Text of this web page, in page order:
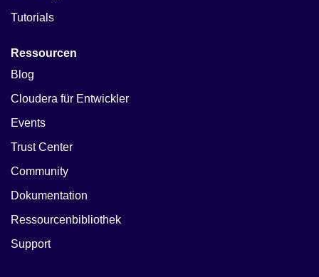
Tutorials
Ressourcen
Blog
Cloudera für Entwickler
Events
Trust Center
Community
Dokumentation
Ressourcenbibliothek
Support